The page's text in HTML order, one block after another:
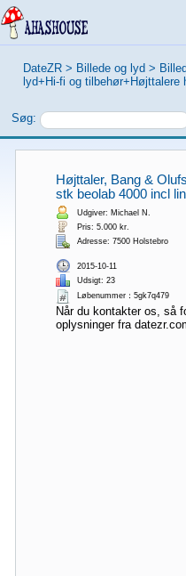
DateZR > Billede og lyd >
lyd+Hi-fi og tilbehør+Højttalere
Søg:
Højttaler, Bang &
stk beolab 4000 incl
Udgiver: Michael N.
Pris: 5.000 kr.
Adresse: 7500 Holstebro
2015-10-11
Udsigt: 23
Løbenummer：5gk7q479
Når du kontakter os, så
oplysninger fra